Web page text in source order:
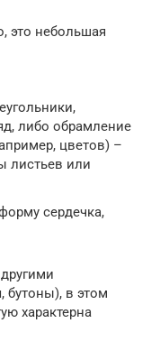
это небольшая
либо обрамление
цветов) –
листьев или
сердечка,
бутоны), в этом
характерна